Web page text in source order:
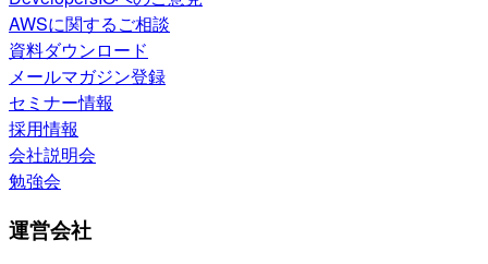
AWSに関するご相談
資料ダウンロード
メールマガジン登録
セミナー情報
採用情報
会社説明会
勉強会
運営会社